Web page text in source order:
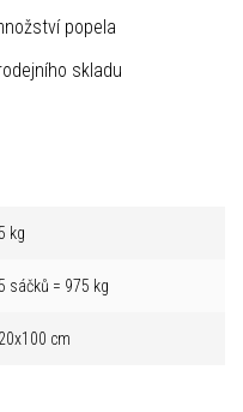
popela
skladu
kg
sáčků = 975 kg
cm